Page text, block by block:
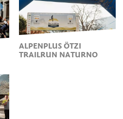
ALPENPLUS ÖTZI
TRAILRUN NATURNO